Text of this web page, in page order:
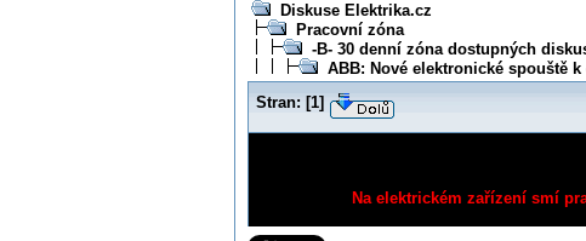
Diskuse Elektrika.cz
Pracovní zóna
-B- 30 denní zóna dostupných
ABB: Nové elektronické spouště
Stran: [1]
Na elektrickém zařízení smí